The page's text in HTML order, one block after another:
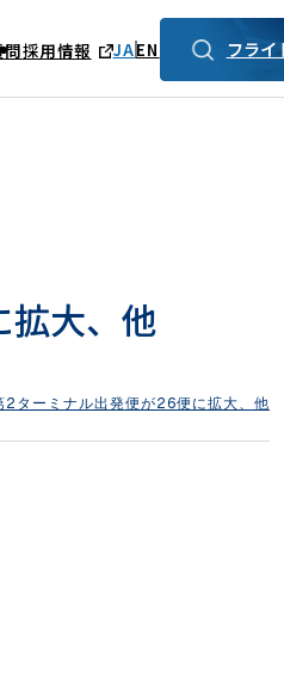
採用情報 JAEN フライ
拡大、他
ターミナル出発便が26便に拡大、他